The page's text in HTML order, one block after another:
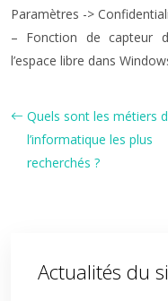
Paramètres ->
– Fonction de capteur
l’espace libre dans
Quels sont les métiers
l’informatique les plus
recherchés ?
Actualités du